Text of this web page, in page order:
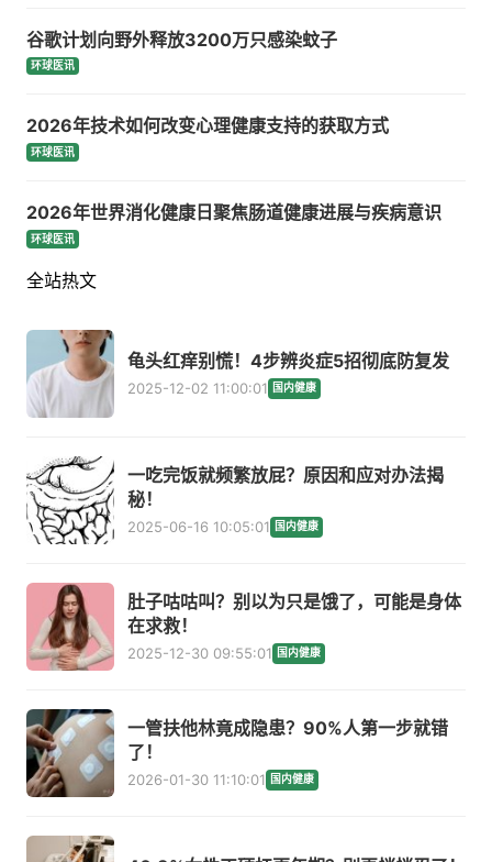
谷歌计划向野外释放3200万只感染蚊子
环球医讯
2026年技术如何改变心理健康支持的获取方式
环球医讯
2026年世界消化健康日聚焦肠道健康进展与疾病意识
环球医讯
全站热文
龟头红痒别慌！4步辨炎症5招彻底防复发
2025-12-02 11:00:01 国内健康
一吃完饭就频繁放屁？原因和应对办法揭
秘！
2025-06-16 10:05:01 国内健康
肚子咕咕叫？别以为只是饿了，可能是身体
在求救！
2025-12-30 09:55:01 国内健康
一管扶他林竟成隐患？90%人第一步就错
了！
2026-01-30 11:10:01 国内健康